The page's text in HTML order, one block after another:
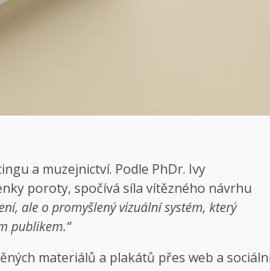
a muzejnictví. Podle PhDr. Ivy
poroty, spočívá síla vítězného návrhu
ale o promyšlený vizuální systém, který
publikem.“
materiálů a plakátů přes web a